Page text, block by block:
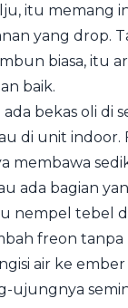
itu memang
yang drop.
biasa, itu
baik.
bekas oli di
di unit indoor.
membawa
ada bagian
nempel tebel
freon tanpa
air ke
ujungnya